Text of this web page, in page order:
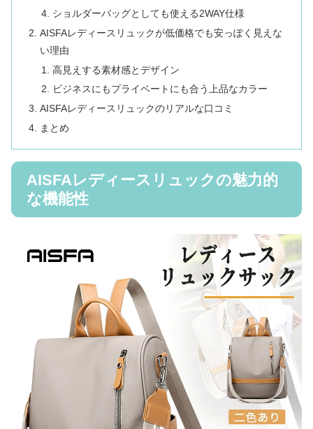
ショルダーバッグとしても使える2WAY仕様
AISFAレディースリュックが低価格でも安っぽく見えな
い理由
高見えする素材感とデザイン
ビジネスにもプライベートにも合う上品なカラー
AISFAレディースリュックのリアルな口コミ
まとめ
AISFAレディースリュックの魅力的
な機能性